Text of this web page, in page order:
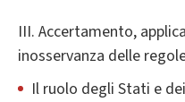
III. Accertamento,
inosservanza delle
Il ruolo degli Stati e